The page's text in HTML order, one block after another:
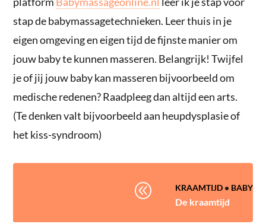
stap de babymassagetechnieken. Leer thuis in je
eigen omgeving en eigen tijd de fijnste manier om
jouw baby te kunnen masseren. Belangrijk! Twijfel
je of jij jouw baby kan masseren bijvoorbeeld om
medische redenen? Raadpleeg dan altijd een arts.
(Te denken valt bijvoorbeeld aan heupdysplasie of
het kiss-syndroom)
@ KRAAMTIJD• BABY
De kraamtijd